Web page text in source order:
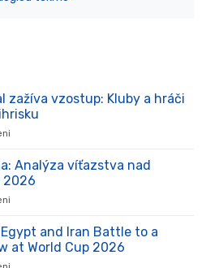
zažíva vzostup: Kluby a hráči
futbal
zažíva
vzostup:
hráči
ukazujú
Analýza víťazstva nad
2026
prevaha:
Analýza
víťazstva
and Iran Battle to a
at World Cup 2026